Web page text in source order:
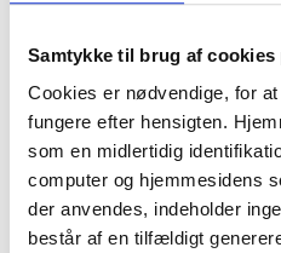
Samtykke til brug af
Cookies er nødvendige, for
fungere efter hensigten.
som en midlertidig
computer og hjemmesidens
der anvendes, indeholder
består af en tilfældigt
hvor de voksne er sammen
vi have lavet om så børnene
Konsekvenser for børnene
Børn med for lidt kontakt til
hver dag får svært ved